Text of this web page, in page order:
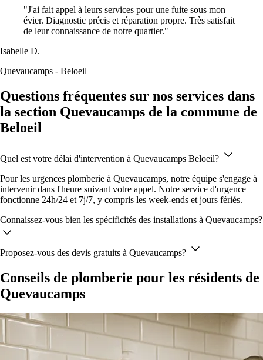
"J'ai fait appel à leurs services pour une fuite sous mon
évier. Diagnostic précis et réparation propre. Très satisfait
de leur connaissance de notre quartier."
Isabelle D.
Quevaucamps - Beloeil
Questions fréquentes sur nos services dans
la section Quevaucamps de la commune de
Beloeil
Quel est votre délai d'intervention à Quevaucamps Beloeil?
Pour les urgences plomberie à Quevaucamps, notre équipe s'engage à
intervenir dans l'heure suivant votre appel. Notre service d'urgence
fonctionne 24h/24 et 7j/7, y compris les week-ends et jours fériés.
Connaissez-vous bien les spécificités des installations à Quevaucamps?
Proposez-vous des devis gratuits à Quevaucamps?
Conseils de plomberie pour les résidents de
Quevaucamps